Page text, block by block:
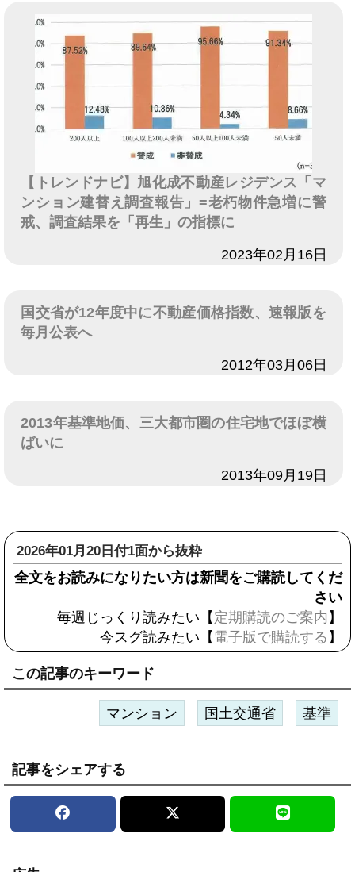
【トレンドナビ】旭化成不動産レジデンス「マ
ンション建替え調査報告」=老朽物件急増に警
戒、調査結果を「再生」の指標に
2023年02月16日
国交省が12年度中に不動産価格指数、速報版を
毎月公表へ
2012年03月06日
2013年基準地価、三大都市圏の住宅地でほぼ横
ばいに
2013年09月19日
2026年01月20日付1面から抜粋
全文をお読みになりたい方は新聞をご購読してくだ
さい
毎週じっくり読みたい【 定期購読のご案内 】
今スグ読みたい【 電子版で購読する 】
この記事のキーワード
マンション 国土交通省 基準
記事をシェアする